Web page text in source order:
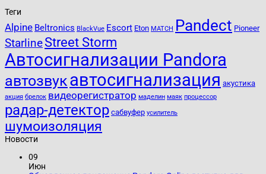
Теги
Alpine Beltronics BlackVue Escort Eton MATCH Pandect Pioneer
StarlineStreet Storm
Автосигнализации Pandora
автозвукавтосигнализация акустика
акция брелок видеорегистратор маделин маяк процессор
радар-детектор сабвуфер усилитель
шумоизоляция
Новости
09
Июн